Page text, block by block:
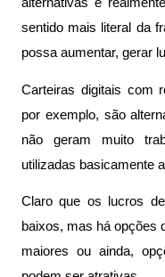
alternativas é
sentido mais literal da
possa aumentar, gerar
Carteiras digitais com
por exemplo, são
não geram muito
utilizadas basicamente
Claro que os lucros
baixos, mas há opções
maiores ou ainda,